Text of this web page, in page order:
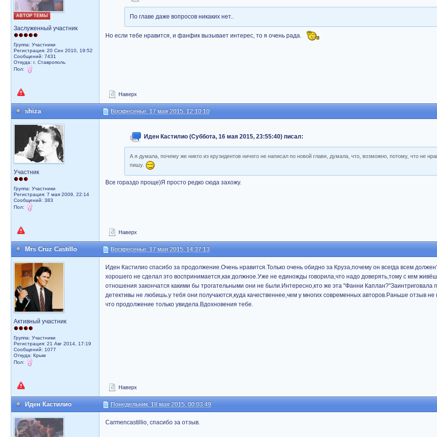
АВТОР ТЕМЫ
Заслуженный участник
Группа: Участники
Регистрация: 20 Сен 2010, 19:52
Сообщений: 7431
Откуда: г. Ставрополь
Пол:
По главе даже вопросов никаких нет..
Но если тебе нравится, и фанфик вызывает интерес, то я очень рада.
Наверх
shiza Воскресенье, 17 мая 2015, 12:10:10
Участник
Группа: Участники
Регистрация: 7 мая 2009, 22:14
Сообщений: 383
Пол:
Иден Кастилио (Суббота, 16 мая 2015, 23:55:40) писал:
А я думала, почему же никто из крузидентов ничего не написал по новой главе, думала, что, возможно, потому, что не
пишу.
Все гораздо проще)Я просто редко сюда захожу.
Наверх
Mrs Cruz Castillo Воскресенье, 17 мая 2015, 14:37:13
Активный участник
Группа: Участники
Регистрация: 21 Авг 2014, 17:19
Сообщений: 1077
Откуда: Крым
Пол:
Иден Кастилио спасибо за продолжение.Очень нравится.Только очень обидно за Круза,почему он всегда всем
хорошего не сделал это воспринимается,как должное.Уже не единожды говорила,что надо доверять,тому с кем
отношения закончатся какими бы трогательными они не были.Интересно,кто же эта "Фанни Каплан?"Заинтриговала
детективы не любишь.у тебя они получаются,куда качественнее,чем у многих современных авторов.Раньше отзыв не
что продолжение только увидела.Вдохновения тебе.
Наверх
Иден Кастилио Понедельник, 18 мая 2015, 00:03:49
Carmencastillio, спасибо за отзыв.